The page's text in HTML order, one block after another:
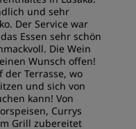
und sehr
Der Service war
Essen sehr schön
Die Wein
Wunsch offen!
der Terrasse, wo
und sich von
kann! Von
Currys
Grill zubereitet